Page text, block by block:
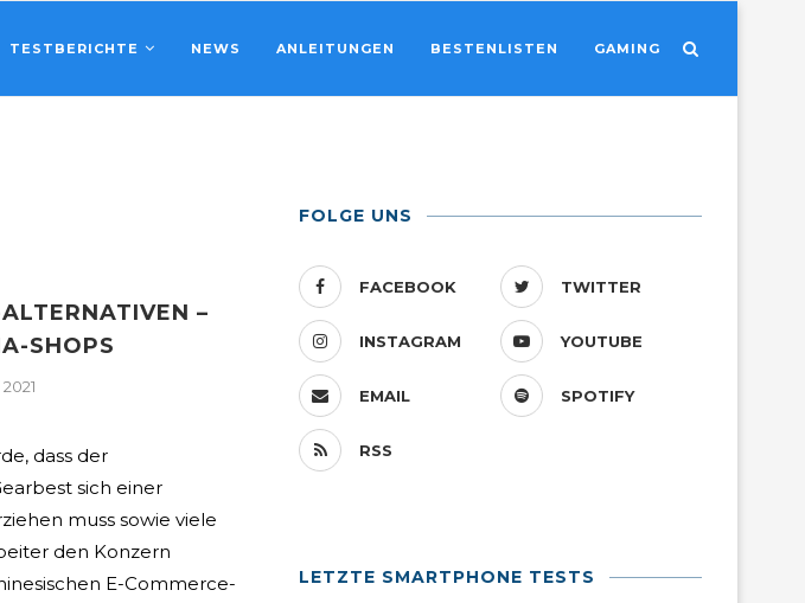
TESTBERICHTE NEWS ANLEITUNGEN BESTENLISTEN GAMING
–
SHOPS
2021
dass der
sich einer
muss sowie viele
den Konzern
E-Commerce-
FOLGE UNS
FACEBOOK TWITTER
INSTAGRAM YOUTUBE
EMAIL SPOTIFY
RSS
LETZTE SMARTPHONE TESTS